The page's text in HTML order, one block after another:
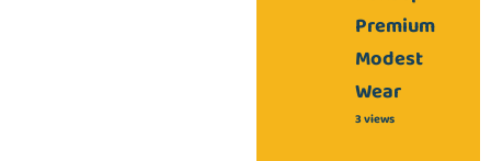
Premium
Modest
Wear
3 views